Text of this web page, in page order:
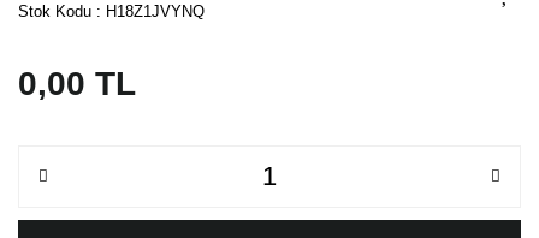
Stok Kodu : H18Z1JVYNQ
0,00 TL